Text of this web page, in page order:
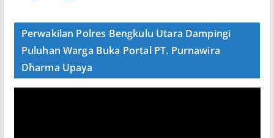
Perwakilan Polres Bengkulu Utara Dampingi
Puluhan Warga Buka Portal PT. Purnawira
Dharma Upaya